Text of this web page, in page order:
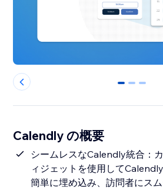
0 1 2
Calendly の概要
シームレスなCalendly統合：
ィジェットを使用して
簡単に埋め込み、訪問者にス